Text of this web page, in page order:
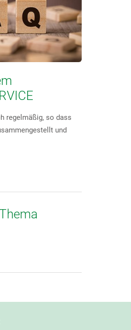
regelmäßig, so dass
und